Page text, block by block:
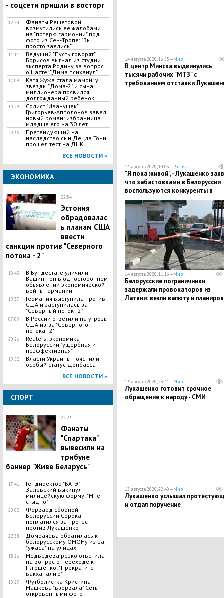
- соцсети пришли в восторг
12:54
Фанаты Решетовой
возмутились ее жалобами
на "потерю гармонии" под
фото из Сен-Тропе: "Вы
просто заелись"
11:11
Ведущий "Пусть говорят"
Борисов выгнал из студии
эксперта Родину за вопрос
о Насте: "Дима психанул"
17:09
​Катя Жужа стала мамой: у
звезды "Дома-2" и сына
миллионера появился
долгожданный ребенок
10:29
Солист "Иванушек"
Григорьев-Апполонов завел
новый роман: избранница
младше его на 30 лет
20:36
​Претендующий на
наследство сын Децла Тони
прошел тест на ДНК
ВСЕ НОВОСТИ »
ЭКОНОМИКА
22:54
Эстония
обрадовалас
ь планам США
ввести
санкции против "Северного
потока - 2"
10:43
В Бундестаге уличили
Вашингтон в одностороннем
объявлении экономической
войны Германии
19:37
Германия выступила против
США и заступилась за
"Северный поток - 2"
07:09
В России ответили на угрозы
США из-за "Северного
потока - 2"
20:26
Reuters: экономика
Белоруссии "ущербная и
неэффективная"
19:52
Власти Украины пояснили
особый статус Донбасса
ВСЕ НОВОСТИ »
СПОРТ
22:23
Фанаты
"Спартака"
вывесили на
трибуне
баннер "Живе Беларусь"
17:41
Гендиректор "БАТЭ"
Залевский выкинул
милицейскую форму: "Мне
стыдно"
20:02
Форвард сборной
Белоруссии Сорока
поплатился за протест
против Лукашенко
22:38
Домрачева обратилась к
белорусскому ОМОНу из-за
"ужаса" на улицах
18:26
Медведева резко ответила
на вопрос о переходе к
Плющенко: "Прекратите
вакханалию"
10:27
Футболистка Кристина
Машкова "взорвала" Сеть
откровенными фото
14 августа 2020, 16:55 —Мир
В центр Минска выдвинулись
тысячи рабочих "МТЗ" с
требованием отставки
14 августа 2020, 14:03 —Россия
"Я пока живой", - Лукашенко
что забастовками в Белоруссии
воспользуются конкуренты в
России и США
14 августа 2020, 11:16 —Мир
Белорусские пограничники
задержали провокаторов из
Латвии: везли валюту и
13 августа 2020, 23:41 —Мир
Лукашенко готовит срочное
обращение к народу - СМИ
13 августа 2020, 22:40 —Мир
Лукашенко услышал
и отдал поручение